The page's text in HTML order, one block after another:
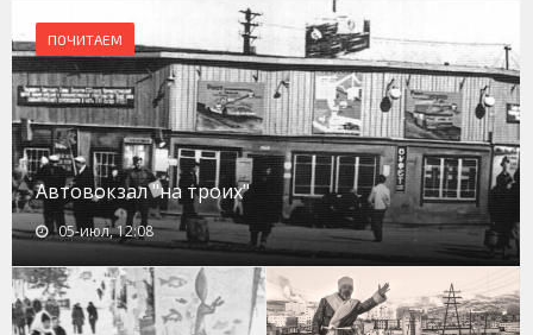
ПОЧИТАЕМ
Автовокзал "на троих"
05-июл, 12:08